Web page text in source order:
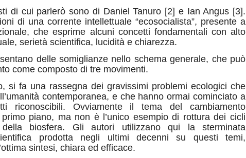
di cui parlerò sono di Daniel Tanuro [2] e Ian Angus [3].
di una corrente intellettuale “ecosocialista”, presente a
che esprime alcuni concetti fondamentali con alto
serietà scientifica, lucidità e chiarezza.
delle somiglianze nello schema generale, che può
come composto di tre movimenti.
si fa una rassegna dei gravissimi problemi ecologici che
contemporanea, e che hanno ormai cominciato a
riconoscibili. Ovviamente il tema del cambiamento
piano, ma non è l’unico esempio di rottura dei cicli
della biosfera. Gli autori utilizzano qui la sterminata
prodotta negli ultimi decenni su questi temi,
sintesi, chiara ed efficace.